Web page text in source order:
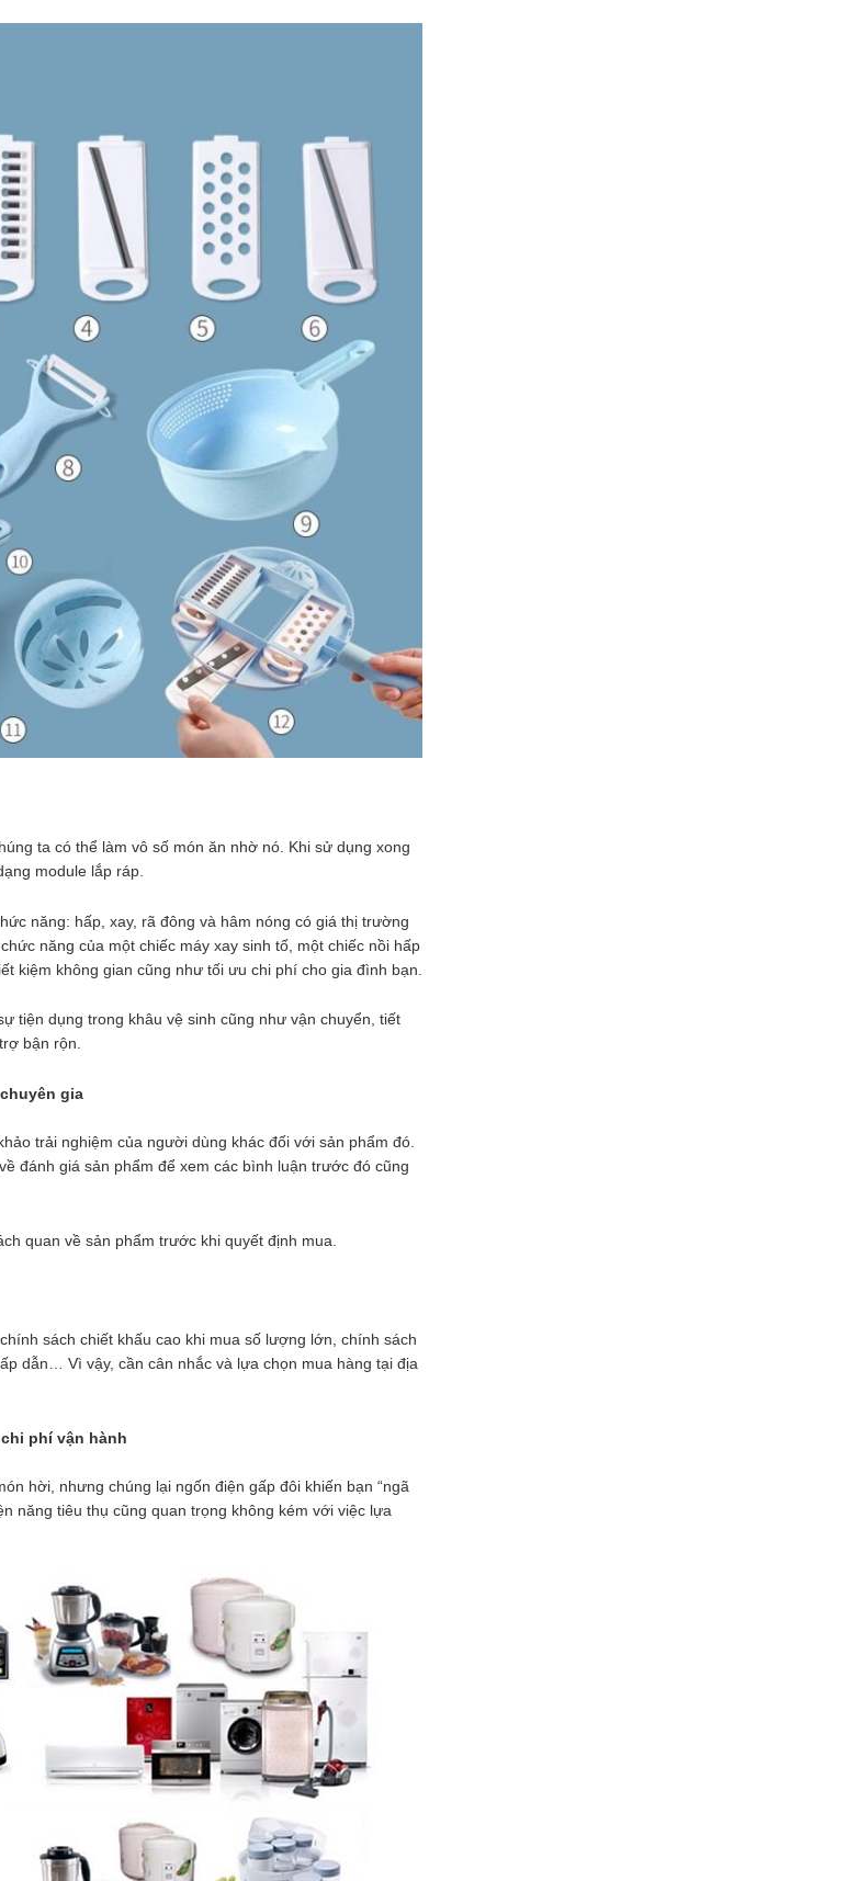
ta có thể làm vô số món ăn nhờ nó. Khi sử dụng xong
module lắp ráp.
năng: hấp, xay, rã đông và hâm nóng có giá thị trường
năng của một chiếc máy xay sinh tố, một chiếc nồi hấp
kiệm không gian cũng như tối ưu chi phí cho gia đình bạn.
tiện dụng trong khâu vệ sinh cũng như vận chuyển, tiết
bận rộn.
gia
trải nghiệm của người dùng khác đối với sản phẩm đó.
đánh giá sản phẩm để xem các bình luận trước đó cũng
quan về sản phẩm trước khi quyết định mua.
sách chiết khấu cao khi mua số lượng lớn, chính sách
dẫn… Vì vậy, cần cân nhắc và lựa chọn mua hàng tại địa
phí vận hành
hời, nhưng chúng lại ngốn điện gấp đôi khiến bạn “ngã
năng tiêu thụ cũng quan trọng không kém với việc lựa